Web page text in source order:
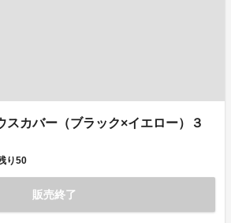
スカバー（ブラック×イエロー）３
り50
販売終了